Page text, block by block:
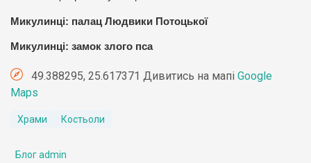
Микулинці: палац Людвики Потоцької
Микулинці: замок злого пса
49.388295, 25.617371 Дивитись на мапі Google
Maps
Храми Костьоли
Блог admin